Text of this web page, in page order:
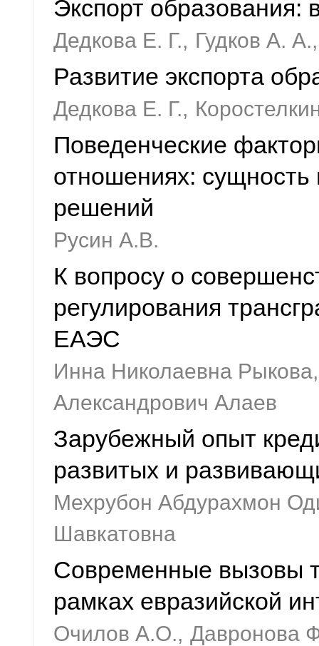
Экспорт образования:
Дедкова Е. Г., Гудков А. А.,
Развитие экспорта
Дедкова Е. Г.,
Поведенческие
отношениях:
решений
Русин А.В.
К вопросу о
регулирования
ЕАЭС
Инна Николаевна Рыкова,
Александрович Алаев
Зарубежный опыт
развитых и
Мехрубон Абдурахмон
Шавкатовна
Современные вызовы
рамках евразийской
Очилов А.О., Давронова